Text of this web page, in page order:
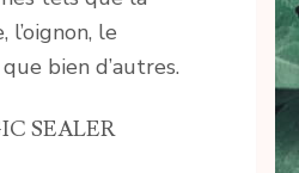
le
bien d’autres.
SEALER